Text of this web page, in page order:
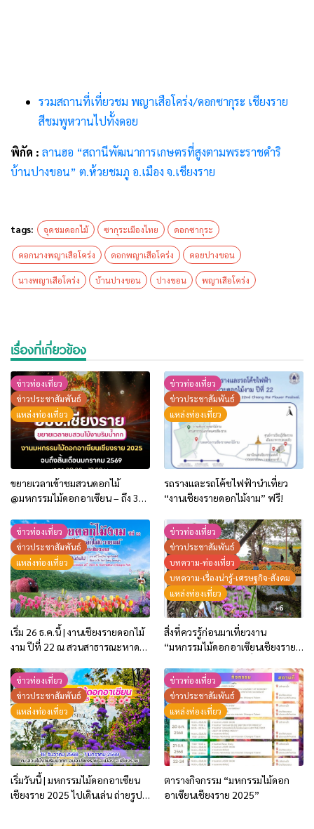
รวมสถานที่เที่ยวชม พญาเสือโคร่ง/ดอกซากุระ เชียงราย
สีชมพูหวานไปทั้งดอย
พิกัด : ลานฮอ “สถานีพัฒนาการเกษตรที่สูงตามพระราชดำริ
บ้านปางขอน” ต.ห้วยชมภู อ.เมือง จ.เชียงราย
tags: จุดชมดอกไม้ ซากุระเมืองไทย ดอกซากุระ
ดอกนางพญาเสือโคร่ง ดอกพญาเสือโคร่ง ดอยปางขอน
นางพญาเสือโคร่ง บ้านปางขอน ปางขอน พญาเสือโคร่ง
เรื่องที่เกี่ยวข้อง
ข่าวท่องเที่ยว
ข่าวประชาสัมพันธ์
แหล่งท่องเที่ยว
ขยายเวลาเข้าชมสวนดอกไม้
@มหกรรมไม้ดอกอาเซียน – ถึง 31
ข่าวท่องเที่ยว
ข่าวประชาสัมพันธ์
แหล่งท่องเที่ยว
รถรางและรถโค้ชไฟฟ้านำเที่ยว
“งานเชียงรายดอกไม้งาม” ฟรี!
ข่าวท่องเที่ยว
ข่าวประชาสัมพันธ์
แหล่งท่องเที่ยว
เริ่ม 26 ธ.ค.นี้ | งานเชียงรายดอกไม้
งาม ปีที่ 22 ณ สวนสาธารณะหาด
ข่าวท่องเที่ยว
ข่าวประชาสัมพันธ์
บทความ-ท่องเที่ยว
บทความ-เรื่องน่ารู้-เศรษฐกิจ-สังคม
แหล่งท่องเที่ยว
สิ่งที่ควรรู้ก่อนมาเที่ยวงาน
“มหกรรมไม้ดอกอาเซียนเชียงราย
สัมผัสด้วยตาตัวเอง
ข่าวท่องเที่ยว
ข่าวประชาสัมพันธ์
แหล่งท่องเที่ยว
เริ่มวันนี้ | มหกรรมไม้ดอกอาเซียน
เชียงราย 2025 ไปเดินเล่น ถ่ายรูป
ข่าวท่องเที่ยว
ข่าวประชาสัมพันธ์
แหล่งท่องเที่ยว
ตารางกิจกรรม “มหกรรมไม้ดอก
อาเซียนเชียงราย 2025”